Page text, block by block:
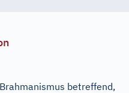
betreffend,